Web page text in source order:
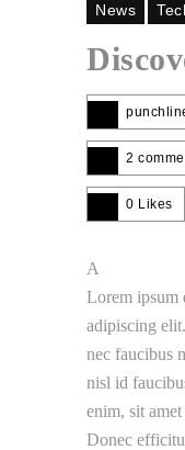
News
2
0 Likes
A
Lorem ipsum
adipiscing
nec faucibus
nisl id
enim, sit
Donec